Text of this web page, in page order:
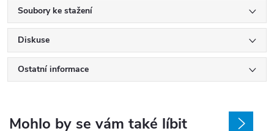
Soubory ke stažení
Diskuse
Ostatní informace
Mohlo by se vám také líbit